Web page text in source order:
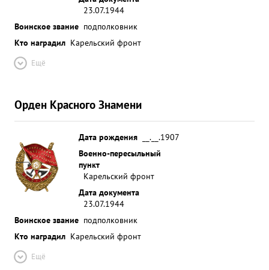
23.07.1944
Воинское звание подполковник
Кто наградил Карельский фронт
Ещё
Орден Красного Знамени
Дата рождения
__.__.1907
Военно-пересыльный
пункт
Карельский фронт
Дата документа
23.07.1944
Воинское звание подполковник
Кто наградил Карельский фронт
Ещё